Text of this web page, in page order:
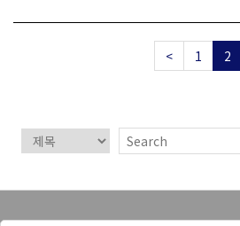
< 1 2